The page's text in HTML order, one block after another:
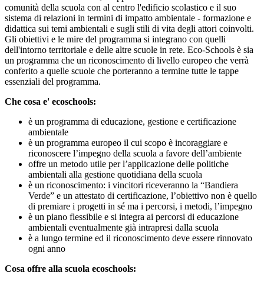
comunità della scuola con al centro l'edificio scolastico e il suo
sistema di relazioni in termini di impatto ambientale - formazione e
didattica sui temi ambientali e sugli stili di vita degli attori coinvolti.
Gli obiettivi e le mire del programma si integrano con quelli
dell'intorno territoriale e delle altre scuole in rete. Eco-Schools è sia
un programma che un riconoscimento di livello europeo che verrà
conferito a quelle scuole che porteranno a termine tutte le tappe
essenziali del programma.
Che cosa e' ecoschools:
è un programma di educazione, gestione e certificazione
ambientale
è un programma europeo il cui scopo è incoraggiare e
riconoscere l’impegno della scuola a favore dell’ambiente
offre un metodo utile per l’applicazione delle politiche
ambientali alla gestione quotidiana della scuola
è un riconoscimento: i vincitori riceveranno la “Bandiera
Verde” e un attestato di certificazione, l’obiettivo non è quello
di premiare i progetti in sé ma i percorsi, i metodi, l’impegno
è un piano flessibile e si integra ai percorsi di educazione
ambientali eventualmente già intrapresi dalla scuola
è a lungo termine ed il riconoscimento deve essere rinnovato
ogni anno
Cosa offre alla scuola ecoschools: